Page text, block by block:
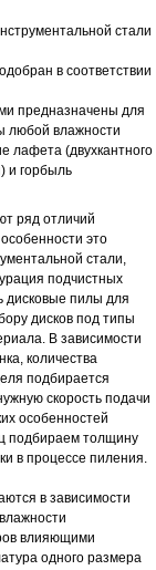
стали
в соответствии
предназначены для
любой влажности
лафета (двухкантного
и горбыль
ряд отличий
это
стали,
подчистных
дисковые пилы для
дисков под типы
В зависимости
количества
подбирается
скорость подачи
особенностей
подбираем толщину
в процессе пиления.
в зависимости
влияющими
одного размера